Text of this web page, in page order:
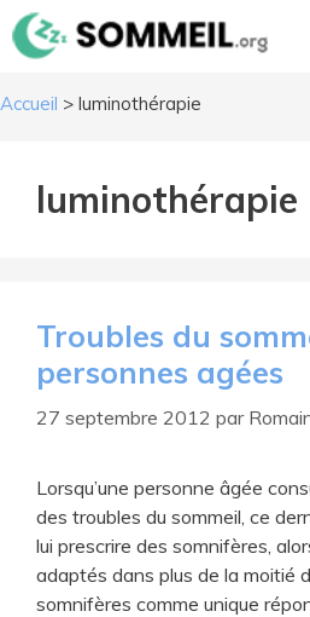
Aller
au
Accueil > luminothérapie
luminothérapie
Troubles du
personnes agées
27 septembre 2012 par
Lorsqu’une personne âgée
des troubles du sommeil, ce
lui prescrire des somnifères,
adaptés dans plus de la moitié
somnifères comme unique